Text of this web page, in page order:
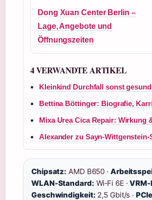
Dong Xuan Center Berlin –
Lage, Angebote und
Öffnungszeiten
4 VERWANDTE ARTIKEL
Kleinkind Durchfall sonst
Bettina Böttinger: Biografie,
Mixa Urea Cica Repair: Wirkung
Alexander zu Sayn-
Chipsatz: AMD B650 ·
WLAN-Standard: Wi‑Fi 6E ·
Geschwindigkeit: 2,5 Gbit/s ·